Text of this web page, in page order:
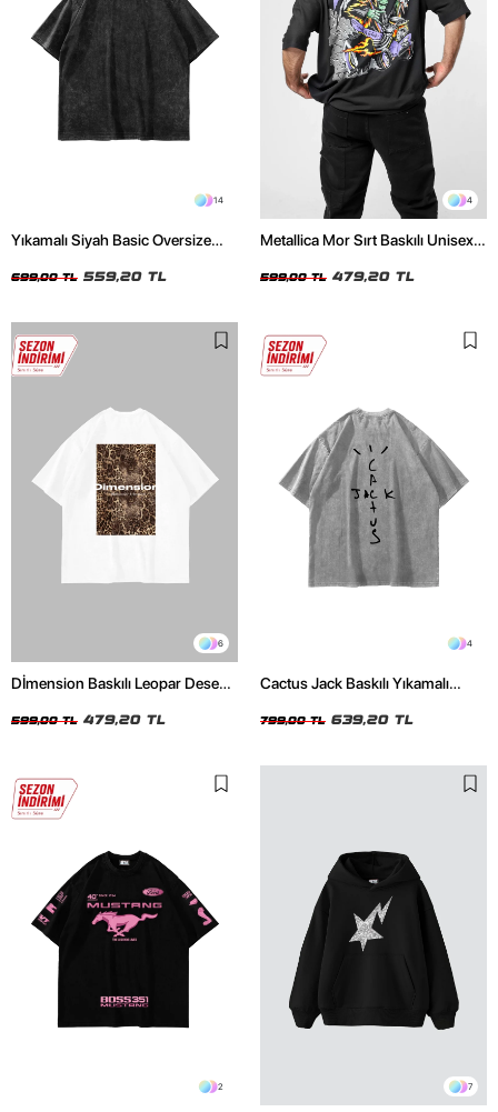
14
Yıkamalı Siyah Basic Oversize
699,00 TL 559,20 TL
4
Metallica Mor Sırt Baskılı Unisex
599,00 TL 479,20 TL
6
Dİmension Baskılı Leopar Desenli
Tshirt
599,00 TL 479,20 TL
4
Cactus Jack Baskılı Yıkamalı
799,00 TL 639,20 TL
2 7